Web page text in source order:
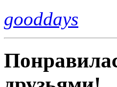
gooddays